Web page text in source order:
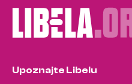
Upoznajte Libelu